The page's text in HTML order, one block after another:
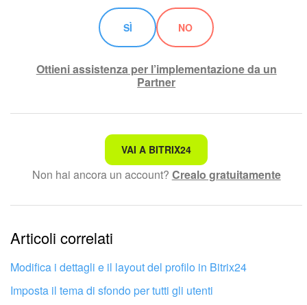
SÌ NO
Ottieni assistenza per l’implementazione da un
Partner
Non è quello che sto cercando.
Testo complesso e incomprensibile
Le informazioni sono obsolete.
Troppo breve, ho bisogno di maggiori informazioni.
Non mi soddisfa come funziona questo strumento
VAI A BITRIX24
Non hai ancora un account? Crealo gratuitamente
Articoli correlati
Modifica i dettagli e il layout del profilo in Bitrix24
Imposta il tema di sfondo per tutti gli utenti